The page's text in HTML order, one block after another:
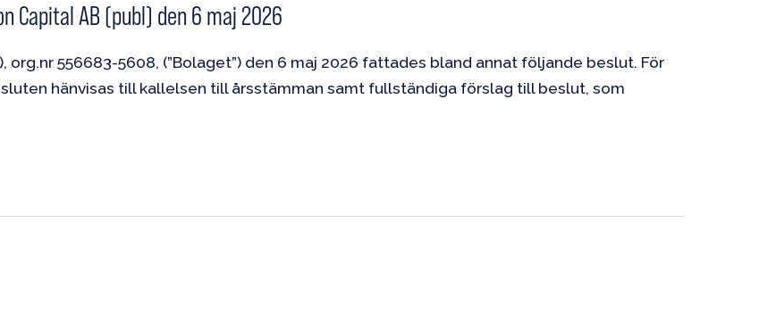
Capital AB (publ) den 6 maj 2026
org.nr 556683-5608, (”Bolaget”) den 6 maj 2026 fattades bland annat följande beslut. För
hänvisas till kallelsen till årsstämman samt fullständiga förslag till beslut, som